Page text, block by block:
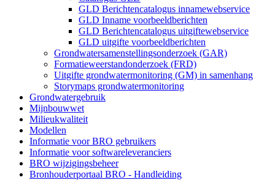
GLD Berichtencatalogus innamewebservice
GLD Inname voorbeeldberichten
GLD Berichtencatalogus uitgiftewebservice
GLD uitgifte voorbeeldberichten
Grondwatersamenstellingsonderzoek (GAR)
Formatieweerstandonderzoek (FRD)
Uitgifte grondwatermonitoring (GM) in samenhang
Storymaps grondwatermonitoring
Grondwatergebruik
Mijnbouwwet
Milieukwaliteit
Modellen
Informatie voor BRO gebruikers
Informatie voor softwareleveranciers
BRO wijzigingsbeheer
Bronhouderportaal BRO - Handleiding